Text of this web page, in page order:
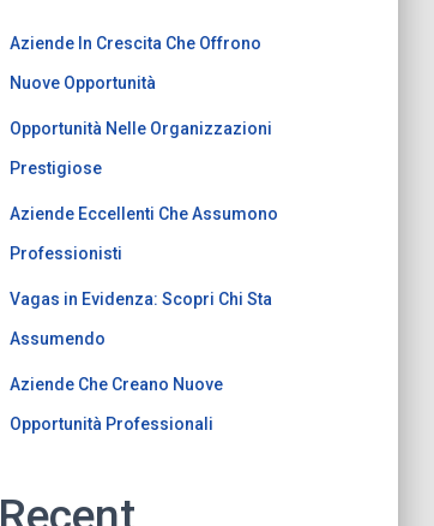
Aziende In Crescita Che Offrono
Nuove Opportunità
Opportunità Nelle Organizzazioni
Prestigiose
Aziende Eccellenti Che Assumono
Professionisti
Vagas in Evidenza: Scopri Chi Sta
Assumendo
Aziende Che Creano Nuove
Opportunità Professionali